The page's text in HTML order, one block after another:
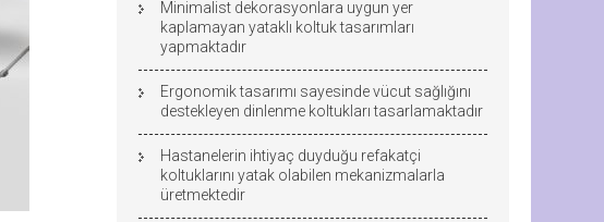
Minimalist dekorasyonlara uygun yer
kaplamayan yataklı koltuk tasarımları
yapmaktadır
Ergonomik tasarımı sayesinde vücut sağlığını
destekleyen dinlenme koltukları tasarlamaktadır
Hastanelerin ihtiyaç duyduğu refakatçi
koltuklarını yatak olabilen mekanizmalarla
üretmektedir